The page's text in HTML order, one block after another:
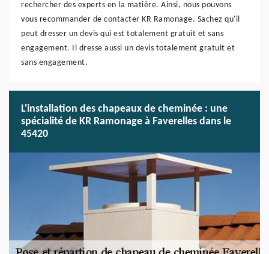
rechercher des experts en la matière. Ainsi, nous pouvons
vous recommander de contacter KR Ramonage. Sachez qu'il
peut dresser un devis qui est totalement gratuit et sans
engagement. Il dresse aussi un devis totalement gratuit et
sans engagement.
L'installation des chapeaux de cheminée : une
spécialité de KR Ramonage à Faverelles dans le
45420